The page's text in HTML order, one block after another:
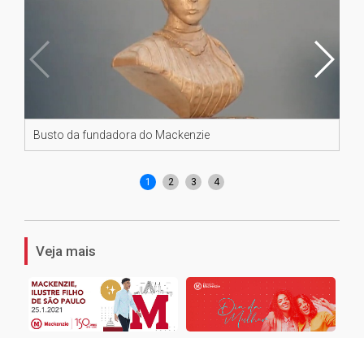
Busto da fundadora do Mackenzie
1 2 3 4
Veja mais